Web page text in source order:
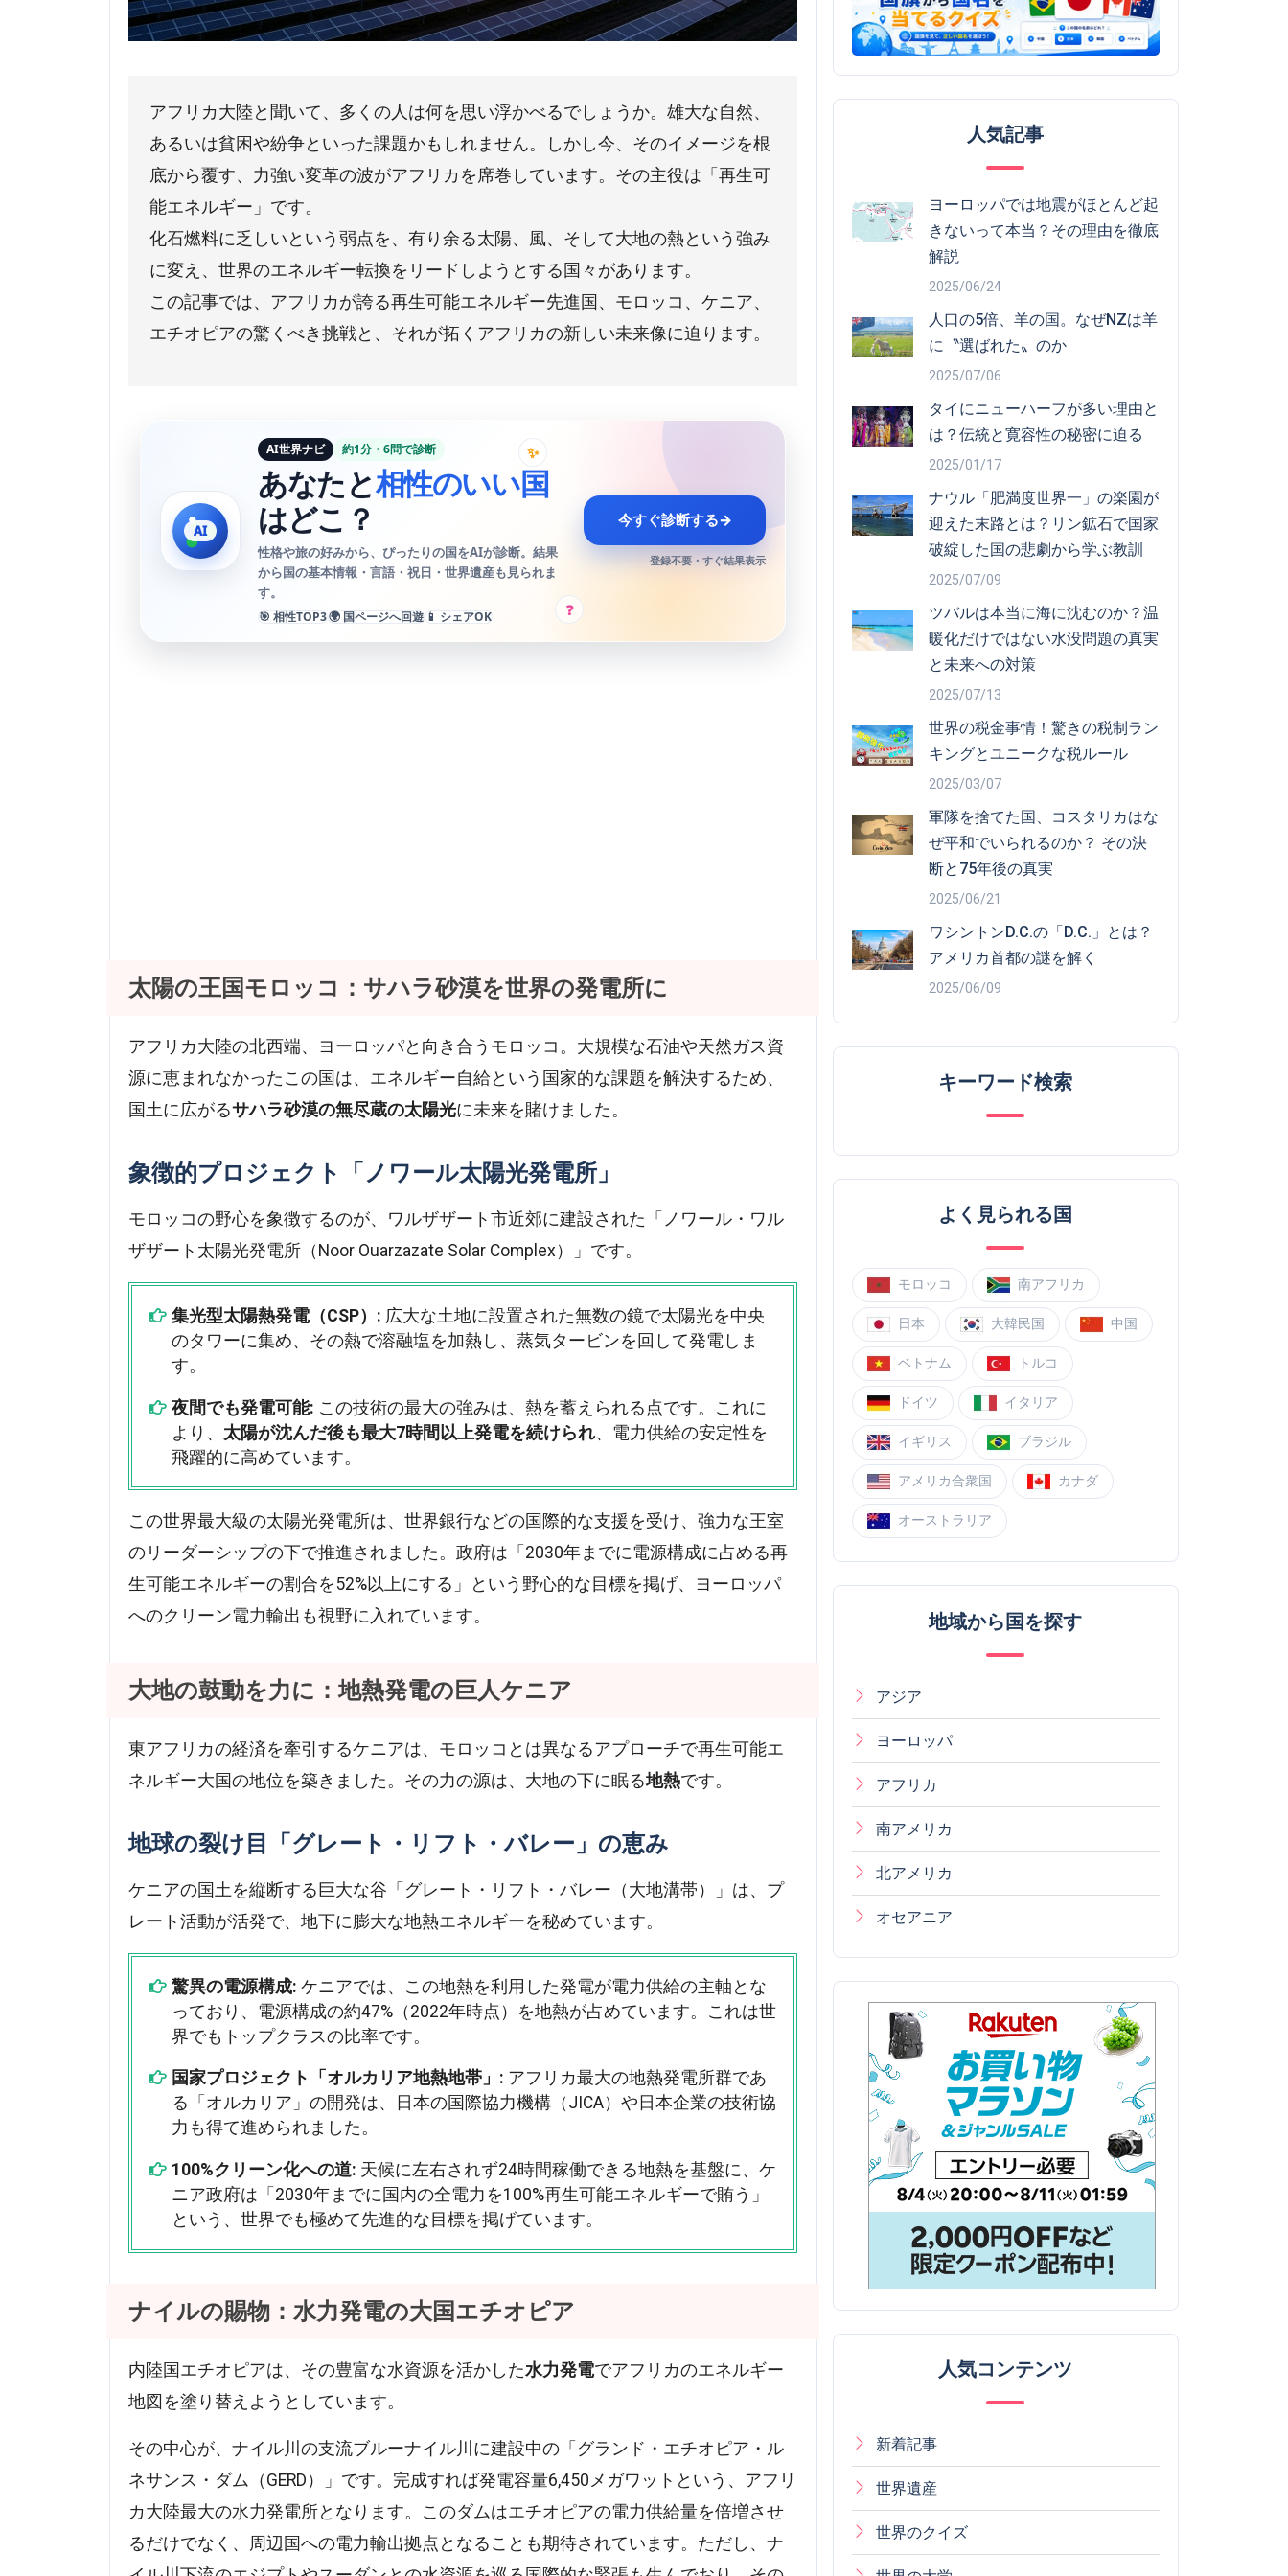
アフリカ大陸と聞いて、多くの人は何を思い浮かべるでしょうか。雄大な自然、
あるいは貧困や紛争といった課題かもしれません。しかし今、そのイメージを根
底から覆す、力強い変革の波がアフリカを席巻しています。その主役は「再生可
能エネルギー」です。
化石燃料に乏しいという弱点を、有り余る太陽、風、そして大地の熱という強み
に変え、世界のエネルギー転換をリードしようとする国々があります。
この記事では、アフリカが誇る再生可能エネルギー先進国、モロッコ、ケニア、
エチオピアの驚くべき挑戦と、それが拓くアフリカの新しい未来像に迫ります。
✨
?
AI世界ナビ 約1分・6問で診断
あなたと相性のいい国
はどこ？
性格や旅の好みから、ぴったりの国をAIが診断。結果
から国の基本情報・言語・祝日・世界遺産も見られま
す。
🎯 相性TOP3🌍 国ページへ回遊 📱 シェアOK
今すぐ診断する→
登録不要・すぐ結果表示
太陽の王国モロッコ：サハラ砂漠を世界の発電所に
アフリカ大陸の北西端、ヨーロッパと向き合うモロッコ。大規模な石油や天然ガス資
源に恵まれなかったこの国は、エネルギー自給という国家的な課題を解決するため、
国土に広がるサハラ砂漠の無尽蔵の太陽光に未来を賭けました。
象徴的プロジェクト「ノワール太陽光発電所」
モロッコの野心を象徴するのが、ワルザザート市近郊に建設された「ノワール・ワル
ザザート太陽光発電所（Noor Ouarzazate Solar Complex）」です。
集光型太陽熱発電（CSP）: 広大な土地に設置された無数の鏡で太陽光を中央
のタワーに集め、その熱で溶融塩を加熱し、蒸気タービンを回して発電しま
す。
夜間でも発電可能: この技術の最大の強みは、熱を蓄えられる点です。これに
より、 太陽が沈んだ後も最大7時間以上発電を続けられ、電力供給の安定性を
飛躍的に高めています。
この世界最大級の太陽光発電所は、世界銀行などの国際的な支援を受け、強力な王室
のリーダーシップの下で推進されました。政府は「2030年までに電源構成に占める再
生可能エネルギーの割合を52%以上にする」という野心的な目標を掲げ、ヨーロッパ
へのクリーン電力輸出も視野に入れています。
大地の鼓動を力に：地熱発電の巨人ケニア
東アフリカの経済を牽引するケニアは、モロッコとは異なるアプローチで再生可能エ
ネルギー大国の地位を築きました。その力の源は、大地の下に眠る地熱です。
地球の裂け目「グレート・リフト・バレー」の恵み
ケニアの国土を縦断する巨大な谷「グレート・リフト・バレー（大地溝帯）」は、プ
レート活動が活発で、地下に膨大な地熱エネルギーを秘めています。
驚異の電源構成: ケニアでは、この地熱を利用した発電が電力供給の主軸とな
っており、電源構成の約47%（2022年時点）を地熱が占めています。これは世
界でもトップクラスの比率です。
国家プロジェクト「オルカリア地熱地帯」: アフリカ最大の地熱発電所群であ
る「オルカリア」の開発は、日本の国際協力機構（JICA）や日本企業の技術協
力も得て進められました。
100%クリーン化への道: 天候に左右されず24時間稼働できる地熱を基盤に、ケ
ニア政府は「2030年までに国内の全電力を100%再生可能エネルギーで賄う」
という、世界でも極めて先進的な目標を掲げています。
ナイルの賜物：水力発電の大国エチオピア
内陸国エチオピアは、その豊富な水資源を活かした水力発電でアフリカのエネルギー
地図を塗り替えようとしています。
その中心が、ナイル川の支流ブルーナイル川に建設中の「グランド・エチオピア・ル
ネサンス・ダム（GERD）」です。完成すれば発電容量6,450メガワットという、アフリ
カ大陸最大の水力発電所となります。このダムはエチオピアの電力供給量を倍増させ
るだけでなく、周辺国への電力輸出拠点となることも期待されています。ただし、ナ
人気記事
ヨーロッパでは地震がほとんど起
きないって本当？その理由を徹底
解説
2025/06/24
人口の5倍、羊の国。なぜNZは羊
に〝選ばれた〟のか
2025/07/06
タイにニューハーフが多い理由と
は？伝統と寛容性の秘密に迫る
2025/01/17
ナウル「肥満度世界一」の楽園が
迎えた末路とは？リン鉱石で国家
破綻した国の悲劇から学ぶ教訓
2025/07/09
ツバルは本当に海に沈むのか？温
暖化だけではない水没問題の真実
と未来への対策
2025/07/13
世界の税金事情！驚きの税制ラン
キングとユニークな税ルール
2025/03/07
軍隊を捨てた国、コスタリカはな
ぜ平和でいられるのか？ その決
断と75年後の真実
2025/06/21
ワシントンD.C.の「D.C.」とは？
アメリカ首都の謎を解く
2025/06/09
キーワード検索
よく見られる国
モロッコ 南アフリカ
日本 大韓民国 中国
ベトナム トルコ
ドイツ イタリア
イギリス ブラジル
アメリカ合衆国 カナダ
オーストラリア
地域から国を探す
アジア
ヨーロッパ
アフリカ
南アメリカ
北アメリカ
オセアニア
人気コンテンツ
新着記事
世界遺産
世界のクイズ